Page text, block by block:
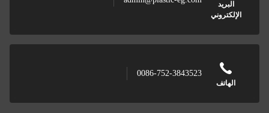
البريد
الإلكتروني
الهاتف
0086-752-3843523